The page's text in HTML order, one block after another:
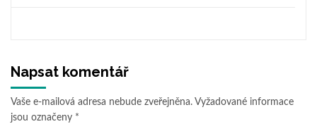
Napsat komentář
Vaše e-mailová adresa nebude zveřejněna. Vyžadované informace
jsou označeny *